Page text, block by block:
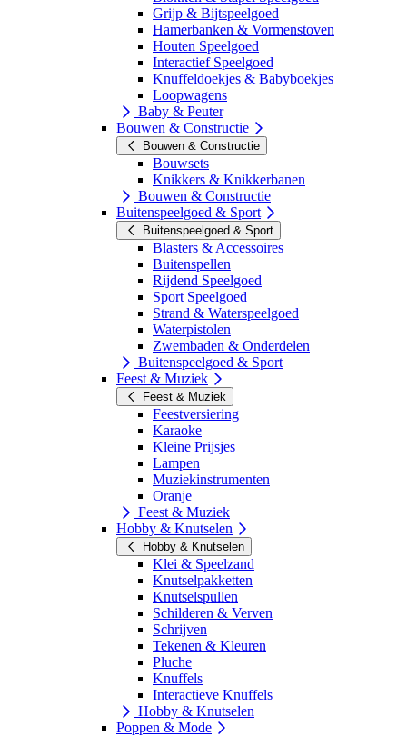
Grijp & Bijtspeelgoed
Hamerbanken & Vormenstoven
Houten Speelgoed
Interactief Speelgoed
Knuffeldoekjes & Babyboekjes
Loopwagens
Baby & Peuter
Bouwen & Constructie
Bouwen & Constructie
Bouwsets
Knikkers & Knikkerbanen
Bouwen & Constructie
Buitenspeelgoed & Sport
Buitenspeelgoed & Sport
Blasters & Accessoires
Buitenspellen
Rijdend Speelgoed
Sport Speelgoed
Strand & Waterspeelgoed
Waterpistolen
Zwembaden & Onderdelen
Buitenspeelgoed & Sport
Feest & Muziek
Feest & Muziek
Feestversiering
Karaoke
Kleine Prijsjes
Lampen
Muziekinstrumenten
Oranje
Feest & Muziek
Hobby & Knutselen
Hobby & Knutselen
Klei & Speelzand
Knutselpakketten
Knutselspullen
Schilderen & Verven
Schrijven
Tekenen & Kleuren
Pluche
Knuffels
Interactieve Knuffels
Hobby & Knutselen
Poppen & Mode